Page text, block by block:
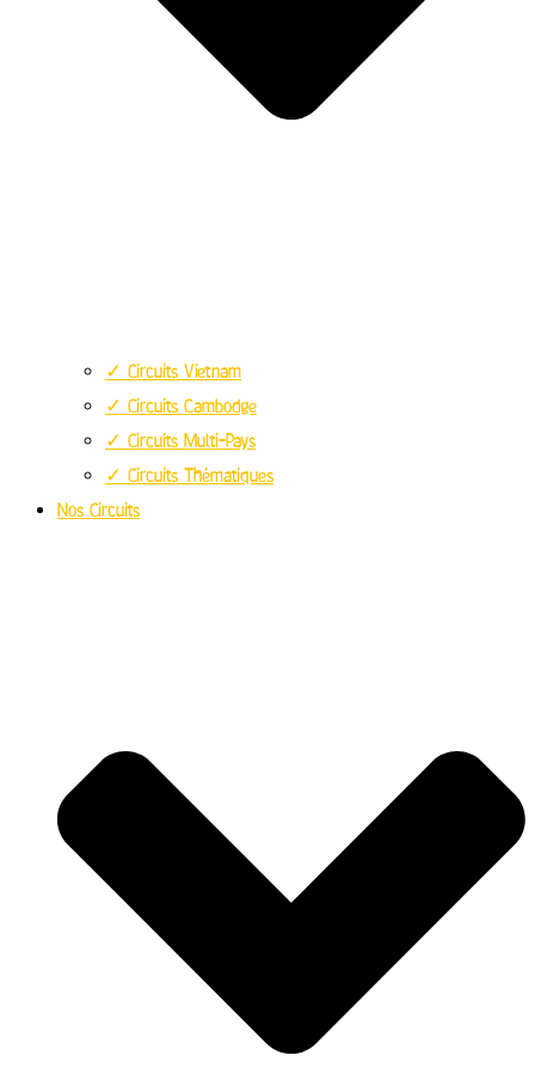
✓ Circuits Vietnam
✓ Circuits Cambodge
✓ Circuits Multi-Pays
✓ Circuits Thématiques
Nos Circuits